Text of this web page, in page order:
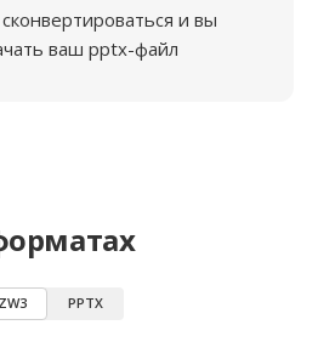
и вы
ваш pptx-файл
PPTX